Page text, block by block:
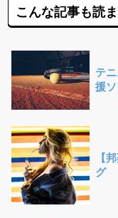
こんな記事も読
テ
援
【
グ